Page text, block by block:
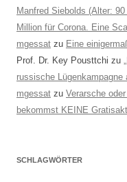
Manfred Siebolds (Alter:
Million für Corona. Eine
mgessat zu Eine
Prof. Dr. Key Pousttchi zu
russische Lügenkampagne
mgessat zu Verarsche
bekommst KEINE
SCHLAGWÖRTER